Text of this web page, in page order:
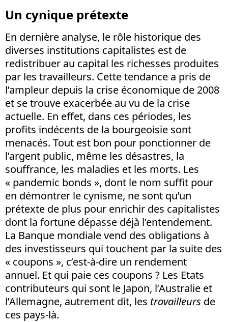
Un cynique prétexte
En dernière analyse, le rôle historique des
diverses institutions capitalistes est de
redistribuer au capital les richesses produites
par les travailleurs. Cette tendance a pris de
l’ampleur depuis la crise économique de 2008
et se trouve exacerbée au vu de la crise
actuelle. En effet, dans ces périodes, les
profits indécents de la bourgeoisie sont
menacés. Tout est bon pour ponctionner de
l’argent public, même les désastres, la
souffrance, les maladies et les morts. Les
« pandemic bonds », dont le nom suffit pour
en démontrer le cynisme, ne sont qu’un
prétexte de plus pour enrichir des capitalistes
dont la fortune dépasse déjà l’entendement.
La Banque mondiale vend des obligations à
des investisseurs qui touchent par la suite des
« coupons », c’est-à-dire un rendement
annuel. Et qui paie ces coupons ? Les Etats
contributeurs qui sont le Japon, l’Australie et
l’Allemagne, autrement dit, les travailleurs de
ces pays-là.